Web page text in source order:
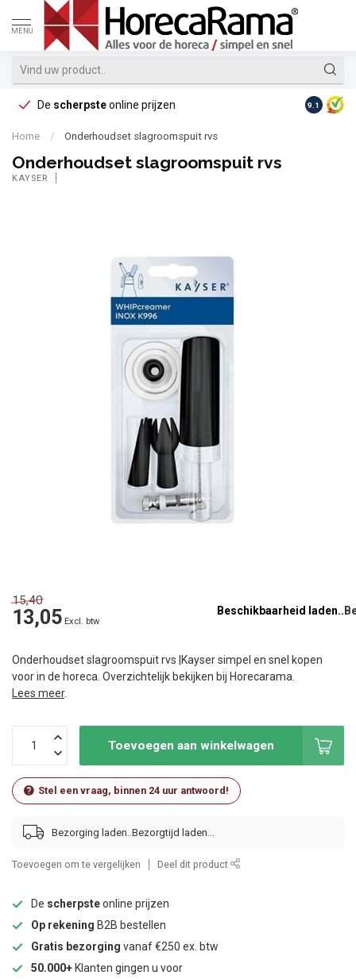
MENU
De scherpsteonline prijzen Op
9.1
Home / Onderhoudset slagroomspuit rvs
Onderhoudset slagroomspuit rvs
KAYSER
15,40
13,05 Excl. btw
Beschikbaarheid laden..
Onderhoudset slagroomspuit rvs |Kayser simpel en snel kopen
voor in de horeca. Overzichtelijk bekijken bij Horecarama.
Lees meer.
Toevoegen aan winkelwagen
Stel een vraag, binnen 24 uur antwoord!
Bezorging laden..
Toevoegen om te vergelijken Deel dit product
De scherpsteonline prijzen
Op rekening B2B bestellen
Gratis bezorging vanaf €250 ex. btw
50.000+ Klanten gingen u voor